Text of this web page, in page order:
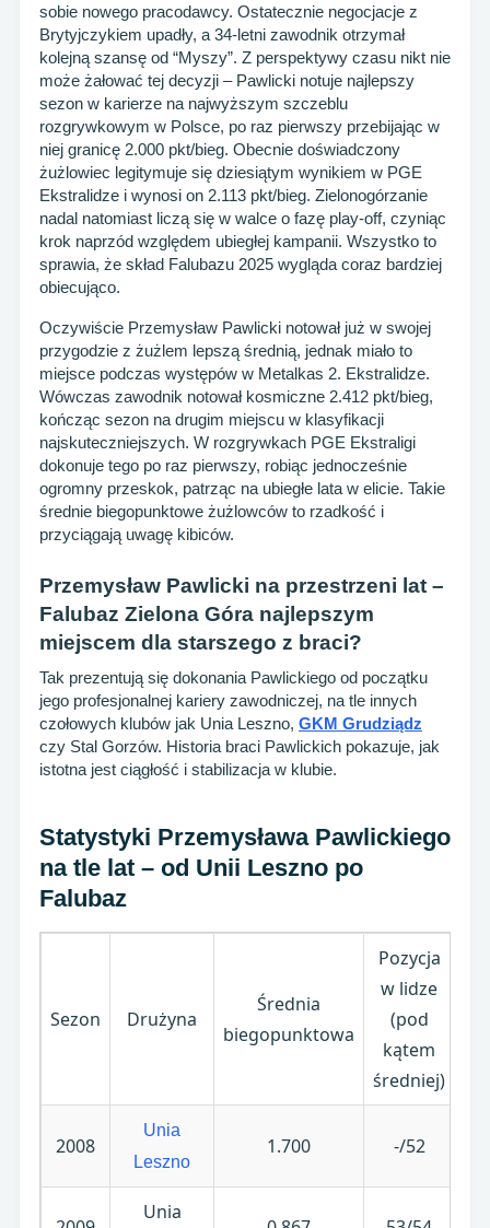
sobie nowego pracodawcy. Ostatecznie negocjacje z
Brytyjczykiem upadły, a 34-letni zawodnik otrzymał
kolejną szansę od “Myszy”. Z perspektywy czasu nikt nie
może żałować tej decyzji – Pawlicki notuje najlepszy
sezon w karierze na najwyższym szczeblu
rozgrywkowym w Polsce, po raz pierwszy przebijając w
niej granicę 2.000 pkt/bieg. Obecnie doświadczony
żużlowiec legitymuje się dziesiątym wynikiem w PGE
Ekstralidze i wynosi on 2.113 pkt/bieg. Zielonogórzanie
nadal natomiast liczą się w walce o fazę play-off, czyniąc
krok naprzód względem ubiegłej kampanii. Wszystko to
sprawia, że skład Falubazu 2025 wygląda coraz bardziej
obiecująco.
Oczywiście Przemysław Pawlicki notował już w swojej
przygodzie z żużlem lepszą średnią, jednak miało to
miejsce podczas występów w Metalkas 2. Ekstralidze.
Wówczas zawodnik notował kosmiczne 2.412 pkt/bieg,
kończąc sezon na drugim miejscu w klasyfikacji
najskuteczniejszych. W rozgrywkach PGE Ekstraligi
dokonuje tego po raz pierwszy, robiąc jednocześnie
ogromny przeskok, patrząc na ubiegłe lata w elicie. Takie
średnie biegopunktowe żużlowców to rzadkość i
przyciągają uwagę kibiców.
Przemysław Pawlicki na przestrzeni lat –
Falubaz Zielona Góra najlepszym
miejscem dla starszego z braci?
Tak prezentują się dokonania Pawlickiego od początku
jego profesjonalnej kariery zawodniczej, na tle innych
czołowych klubów jak Unia Leszno, GKM Grudziądz
czy Stal Gorzów. Historia braci Pawlickich pokazuje, jak
istotna jest ciągłość i stabilizacja w klubie.
Statystyki Przemysława Pawlickiego
na tle lat – od Unii Leszno po
Falubaz
Sezon Drużyna
Średnia
biegopunktowa
Pozycja
w lidze
(pod
kątem
średniej)
2008
Unia
Leszno
1.700 -/52
Unia